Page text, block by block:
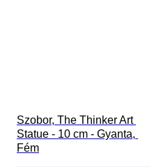
Szobor, The Thinker Art
Statue - 10 cm - Gyanta,
Fém